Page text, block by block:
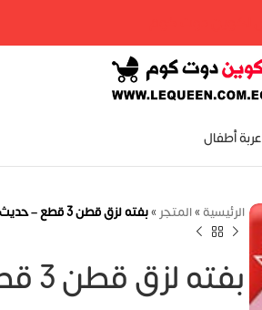
عربة أطفال
الرئيسية»المتجر »بفته لزق قطن 3 قطع – حديث ولاده – بناتى
بفته لزق قطن 3 قطع – حديث ولاده – بناتى